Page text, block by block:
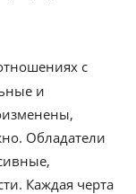
с
и
Обладатели
Каждая черта